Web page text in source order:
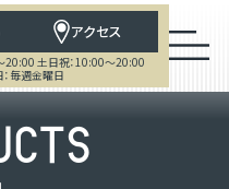
アクセス
20:00 土日祝：10:00～20:00
毎週金曜日
CTS